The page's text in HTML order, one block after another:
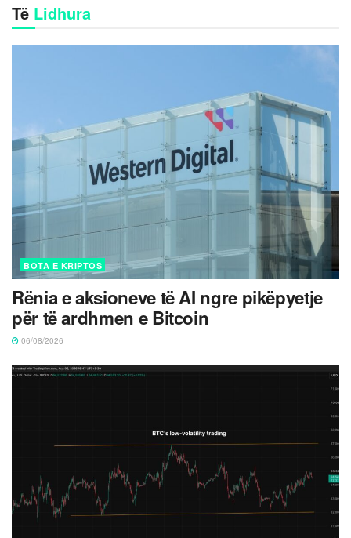
Të Lidhura
BOTA E KRIPTOS
Rënia e aksioneve të AI ngre pikëpyetje
për të ardhmen e Bitcoin
06/08/2026